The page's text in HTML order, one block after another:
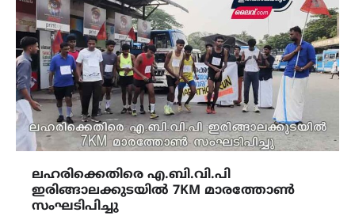
ലഹരിക്കെതിരെ എ.ബി.വി.പി
ഇരിങ്ങാലക്കുടയിൽ 7KM മാരത്തോൺ
സംഘടിപിച്ചു